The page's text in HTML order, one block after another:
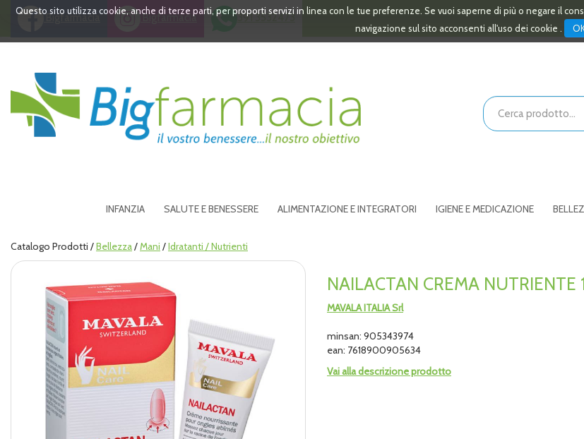
PassaQuesto sito utilizza cookie, anche di terze parti, per proporti servizi in linea con le tue preferenze. Se vuoi saperne di più o negare il
navigazione sul sito acconsenti all'uso dei cookie .
Bigfarmacia Bigfarmacia 391 3532473
Bigfarmacia
Cerca
Prodotto
INFANZIA SALUTE E BENESSERE ALIMENTAZIONE E INTEGRATORI IGIENE E MEDICAZIONE
Catalogo Prodotti /Bellezza/Mani /Idratanti / Nutrienti
NAILACTAN CREMA NUTRIENTE
MAVALA ITALIA Srl
minsan: 905343974
ean: 7618900905634
Vai alla descrizione prodotto